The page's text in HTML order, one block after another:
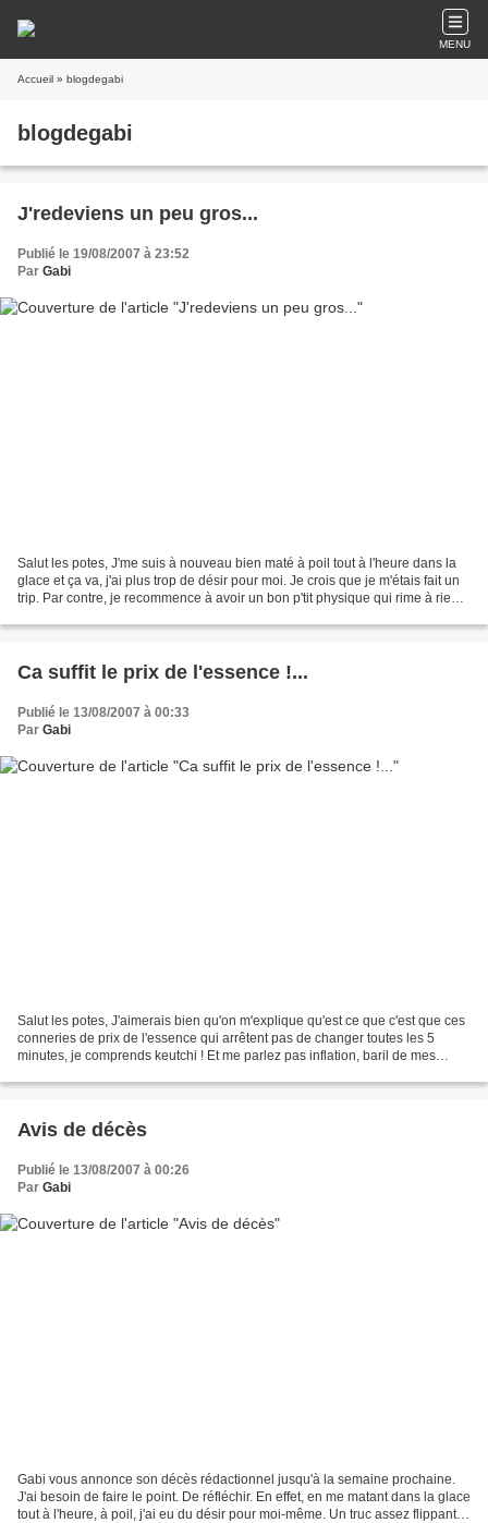
MENU
Accueil » blogdegabi
blogdegabi
J'redeviens un peu gros...
Publié le 19/08/2007 à 23:52
Par Gabi
Salut les potes, J'me suis à nouveau bien maté à poil tout à l'heure dans la
glace et ça va, j'ai plus trop de désir pour moi. Je crois que je m'étais fait un
trip. Par contre, je recommence à avoir un bon p'tit physique qui rime à rien
Ca suffit le prix de l'essence !...
Publié le 13/08/2007 à 00:33
Par Gabi
Salut les potes, J'aimerais bien qu'on m'explique qu'est ce que c'est que ces
conneries de prix de l'essence qui arrêtent pas de changer toutes les 5
minutes, je comprends keutchi ! Et me parlez pas inflation, baril de mes
Avis de décès
Publié le 13/08/2007 à 00:26
Par Gabi
Gabi vous annonce son décès rédactionnel jusqu'à la semaine prochaine.
J'ai besoin de faire le point. De réfléchir. En effet, en me matant dans la glace
tout à l'heure, à poil, j'ai eu du désir pour moi-même. Un truc assez flippant.